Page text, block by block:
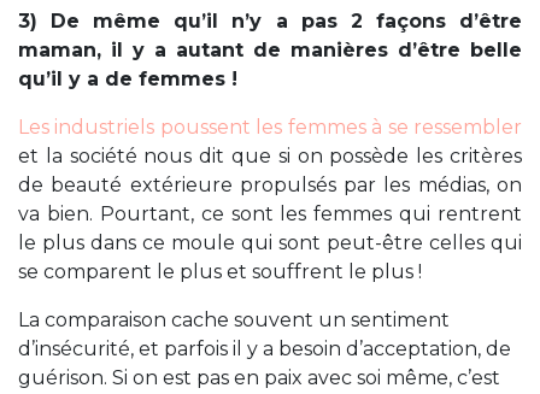
3) De même qu’il n’y a pas 2 façons d’être
maman, il y a autant de manières d’être belle
qu’il y a de femmes !
Les industriels poussent les femmes à se ressembler
et la société nous dit que si on possède les critères
de beauté extérieure propulsés par les médias, on
va bien. Pourtant, ce sont les femmes qui rentrent
le plus dans ce moule qui sont peut-être celles qui
se comparent le plus et souffrent le plus !
La comparaison cache souvent un sentiment
d’insécurité, et parfois il y a besoin d’acceptation, de
guérison. Si on est pas en paix avec soi même, c’est